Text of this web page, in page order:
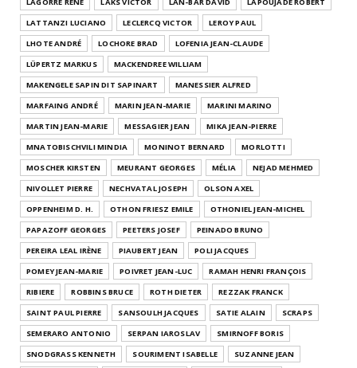
LATTANZI LUCIANO
LECLERCQ VICTOR
LEROY PAUL
LHOTE ANDRÉ
LOCHORE BRAD
LOFENIA JEAN-CLAUDE
LÜPERTZ MARKUS
MACKENDREE WILLIAM
MAKENGELE SAPIN DIT SAPINART
MANESSIER ALFRED
MARFAING ANDRÉ
MARIN JEAN-MARIE
MARINI MARINO
MARTIN JEAN-MARIE
MESSAGIER JEAN
MIKA JEAN-PIERRE
MNATOBISCHVILI MINDIA
MONINOT BERNARD
MORLOTTI
MOSCHER KIRSTEN
MEURANT GEORGES MÉLIA
NEJAD MEHMED
NIVOLLET PIERRE
NECHVATAL JOSEPH
OLSON AXEL
OPPENHEIM D. H.
OTHON FRIESZ EMILE
OTHONIEL JEAN-MICHEL
PAPAZOFF GEORGES
PEETERS JOSEF
PEINADO BRUNO
PEREIRA LEAL IRÈNE
PIAUBERT JEAN
POLI JACQUES
POMEY JEAN-MARIE
POIVRET JEAN-LUC
RAMAH HENRI FRANÇOIS
RIBIERE
ROBBINS BRUCE ROTH DIETER
REZZAK FRANCK
SAINT PAUL PIERRE
SANSOULH JACQUES SATIE ALAIN
SCRAPS
SEMERARO ANTONIO
SERPAN IAROSLAV
SMIRNOFF BORIS
SNODGRASS KENNETH
SOURIMENT ISABELLE
SUZANNE JEAN